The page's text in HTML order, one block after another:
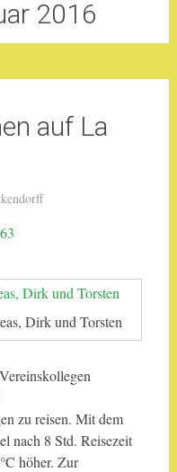
2016
auf La
Dirk und Torsten
zu reisen. Mit dem
nach 8 Std. Reisezeit
höher. Zur